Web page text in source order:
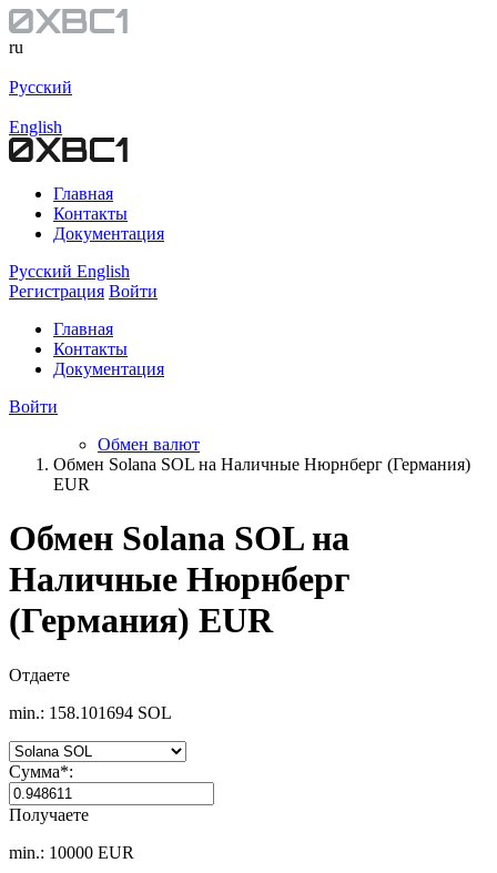
ru
Русский
English
Главная
Контакты
Документация
Русский English
Регистрация Войти
Главная
Контакты
Документация
Войти
Обмен валют
Обмен Solana SOL на Наличные Нюрнберг (Германия)
EUR
Обмен Solana SOL на
Наличные Нюрнберг
(Германия) EUR
Отдаете
min.: 158.101694 SOL
Сумма*:
Получаете
min.: 10000 EUR